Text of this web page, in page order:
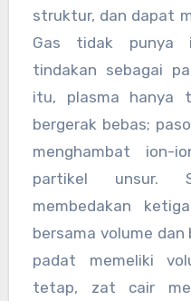
struktur, dan dapat
Gas tidak punya
tindakan sebagai
itu, plasma hanya
bergerak bebas;
menghambat ion-
partikel unsur.
membedakan
bersama volume
padat memeliki
tetap, zat cair